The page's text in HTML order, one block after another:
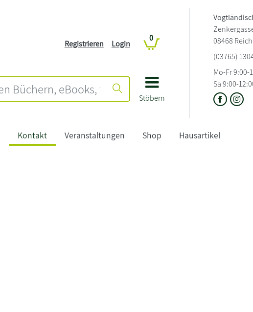
Stöbern
Registrieren Login
0
08468
(03765)
Mo-Fr 9:00-
Sa 9:00-
Kontakt Veranstaltungen Shop Hausartikel